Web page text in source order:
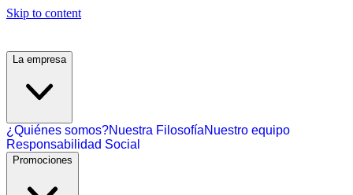
Skip to content
La empresa
¿Quiénes somos?Nuestra FilosofíaNuestro equipo
Responsabilidad Social
Promociones